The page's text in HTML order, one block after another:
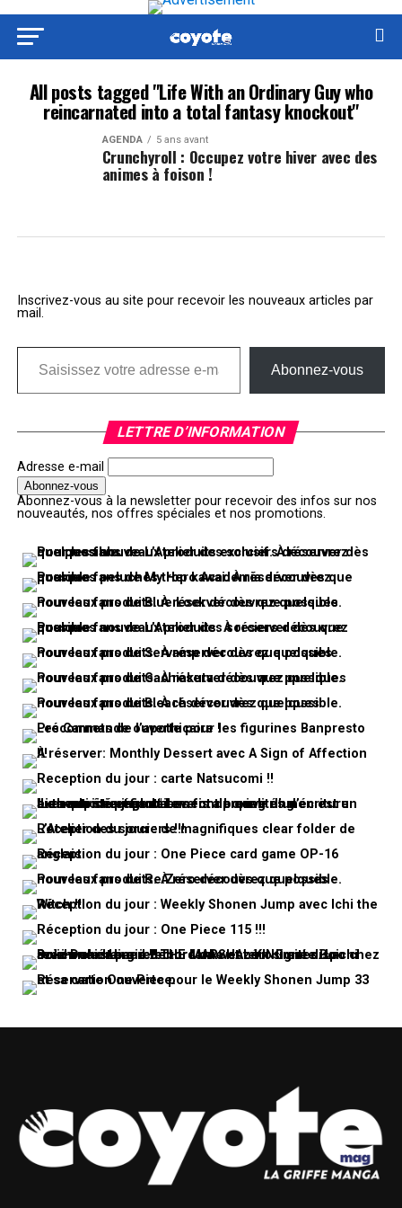
All posts tagged "Life With an Ordinary Guy who
reincarnated into a total fantasy knockout"
AGENDA 5 ans avant
Crunchyroll : Occupez votre hiver avec des
animes à foison !
Inscrivez-vous au site pour recevoir les nouveaux articles par
mail.
Saisissez votre adresse e-mail…
Abonnez-vous
LETTRE D’INFORMATION
Adresse e-mail
Abonnez-vous à la newsletter pour recevoir des infos sur nos
nouveautés, nos offres spéciales et nos promotions.